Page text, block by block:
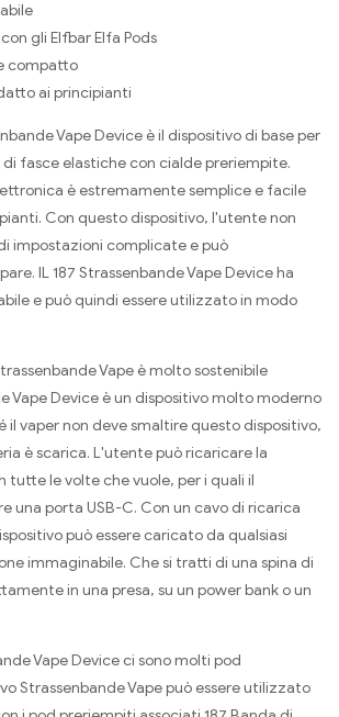
gli Elfbar Elfa Pods
compatto
ai principianti
Vape Device è il dispositivo di base per
di fasce elastiche con cialde preriempite.
è estremamente semplice e facile
Con questo dispositivo, l'utente non
impostazioni complicate e può
IL 187 Strassenbande Vape Device ha
e può quindi essere utilizzato in modo
Vape è molto sostenibile
Vape Device è un dispositivo molto moderno
il vaper non deve smaltire questo dispositivo,
è scarica. L'utente può ricaricare la
tutte le volte che vuole, per i quali il
una porta USB-C. Con un cavo di ricarica
può essere caricato da qualsiasi
immaginabile. Che si tratti di una spina di
in una presa, su un power bank o un
Vape Device ci sono molti pod
Strassenbande Vape può essere utilizzato